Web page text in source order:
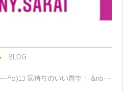
BLOG
ﾆｺ 気持ちのいい青空！ &nb…